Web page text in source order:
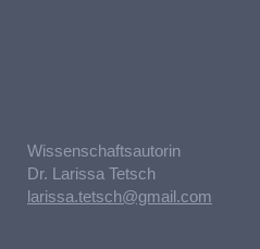
Wissenschaftsautorin
Dr. Larissa Tetsch
larissa.tetsch@gmail.com